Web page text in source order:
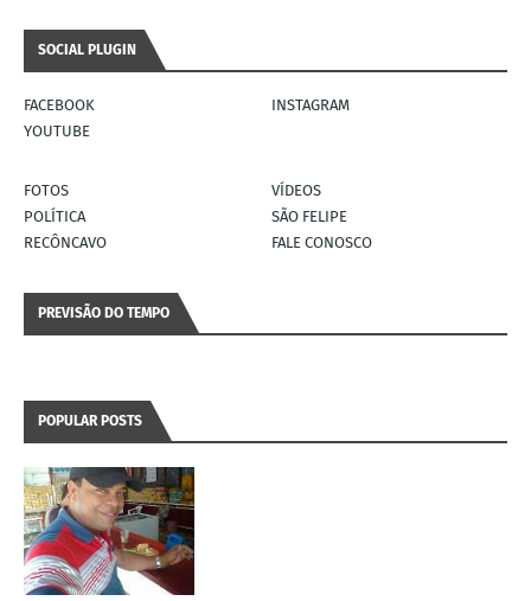
SOCIAL PLUGIN
FACEBOOK
INSTAGRAM
YOUTUBE
FOTOS
VÍDEOS
POLÍTICA
SÃO FELIPE
RECÔNCAVO
FALE CONOSCO
PREVISÃO DO TEMPO
POPULAR POSTS